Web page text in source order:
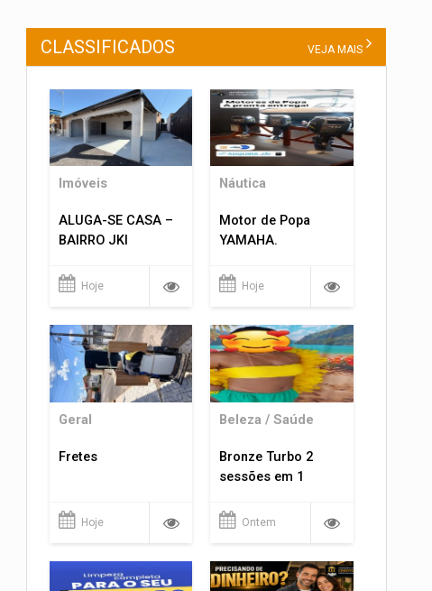
CLASSIFICADOS VEJA MAIS
Imóveis
ALUGA-SE CASA –
BAIRRO JKI
Hoje
Náutica
Motor de Popa
YAMAHA.
Hoje
Geral
Fretes
Hoje
Beleza / Saúde
Bronze Turbo 2
sessões em 1
Ontem